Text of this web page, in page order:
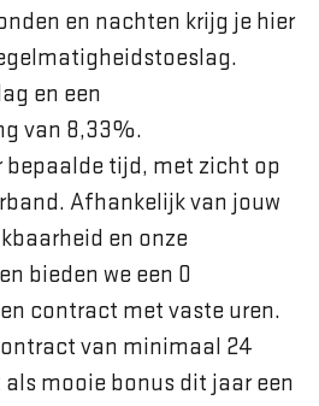
en nachten krijg je hier
en een
van 8,33%.
bepaalde tijd, met zicht op
Afhankelijk van jouw
en onze
bieden we een 0
contract met vaste uren.
van minimaal 24
mooie bonus dit jaar een